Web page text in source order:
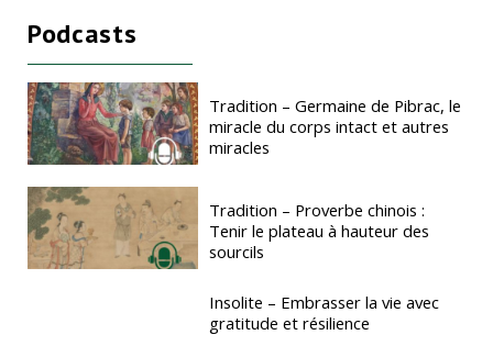
Podcasts
Tradition – Germaine de Pibrac, le
miracle du corps intact et autres
miracles
Tradition – Proverbe chinois :
Tenir le plateau à hauteur des
sourcils
Insolite – Embrasser la vie avec
gratitude et résilience